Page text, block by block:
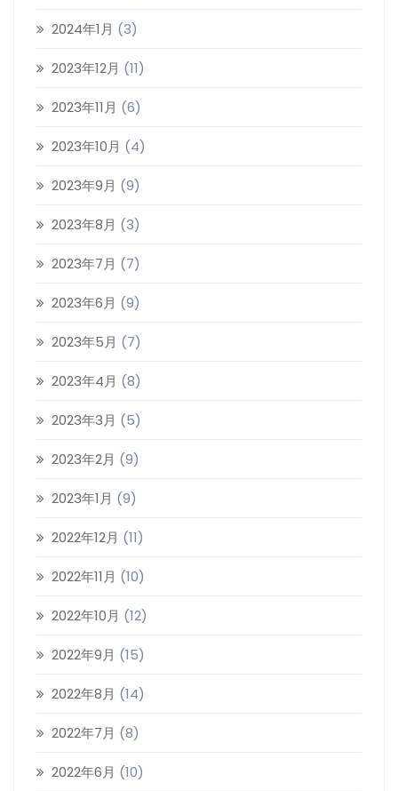
2024年1月 (3)
2023年12月 (11)
2023年11月 (6)
2023年10月 (4)
2023年9月 (9)
2023年8月 (3)
2023年7月 (7)
2023年6月 (9)
2023年5月 (7)
2023年4月 (8)
2023年3月 (5)
2023年2月 (9)
2023年1月 (9)
2022年12月 (11)
2022年11月 (10)
2022年10月 (12)
2022年9月 (15)
2022年8月 (14)
2022年7月 (8)
2022年6月 (10)